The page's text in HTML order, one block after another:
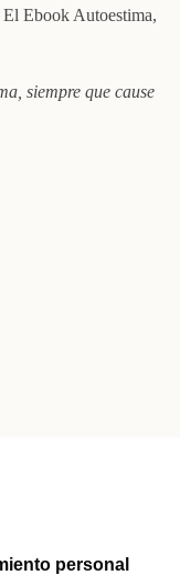
El Ebook Autoestima,
siempre que cause
personal